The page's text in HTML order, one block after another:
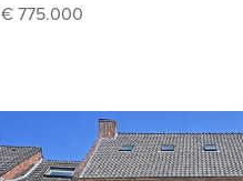
€ 775.000